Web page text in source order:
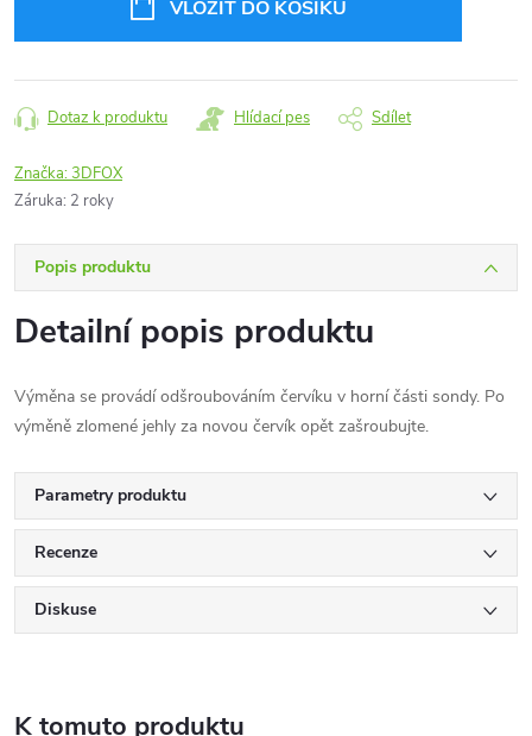
VLOŽIT DO KOŠÍKU
Dotaz k produktu Hlídací pes Sdílet
Značka:3DFOX
Záruka: 2 roky
Popis produktu
Detailní popis produktu
Výměna se provádí odšroubováním červíku v horní části sondy. Po
výměně zlomené jehly za novou červík opět zašroubujte.
Parametry produktu
Recenze
Diskuse
K tomuto produktu